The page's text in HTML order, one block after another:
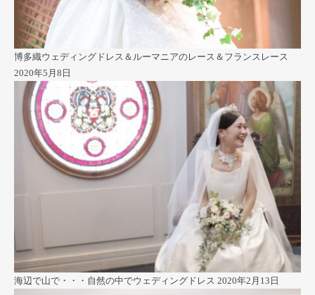
博多織ウェディングドレス＆ルーマニアのレース＆フランスレース
2020年5月8日
海辺で山で・・・自然の中でウェディングドレス 2020年2月13日